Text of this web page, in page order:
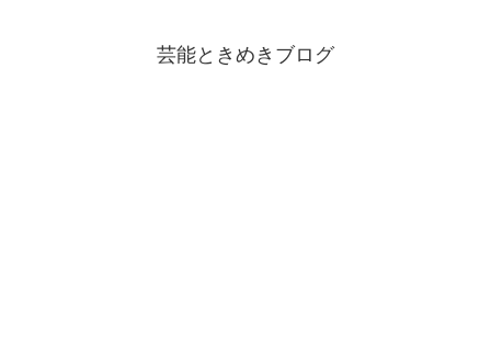
芸能ときめきブログ